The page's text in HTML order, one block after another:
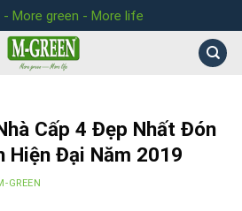
- More green - More life
Cấp 4 Đẹp Nhất Đón
Hiện Đại Năm 2019
GREEN